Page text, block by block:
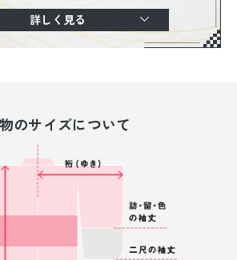
詳しく見る
のサイズについて